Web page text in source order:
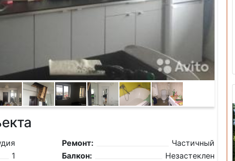
1
Ремонт:
Частичный
Балкон:
Незастеклен